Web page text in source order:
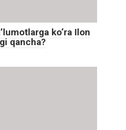
ko‘ra Ilon
qancha?